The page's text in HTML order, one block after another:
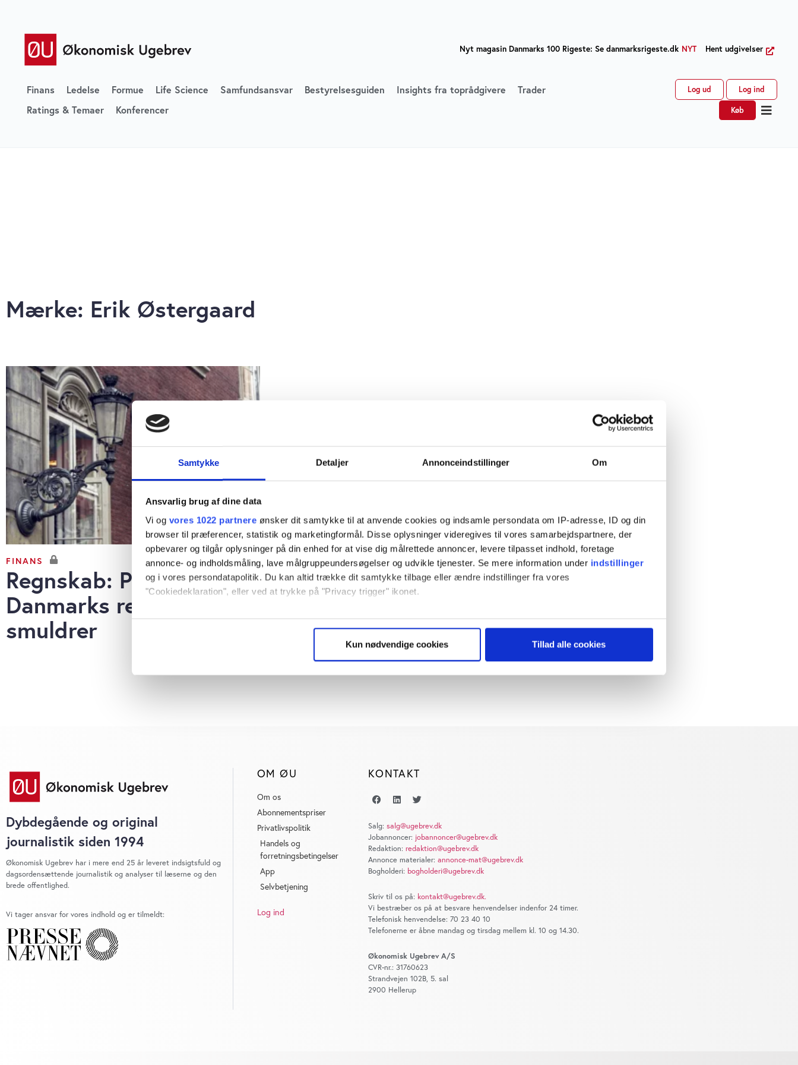
Samtykke Detaljer Annonceindstillinger Om
Ansvarlig brug af dine data
Vi og vores 1022 partnere ønsker dit samtykke til at anvende cookies og indsamle persondata om IP-adresse, ID og din
browser til præferencer, statistik og marketingformål. Disse oplysninger videregives til vores samarbejdspartnere, der
opbevarer og tilgår oplysninger på din enhed for at vise dig målrettede annoncer, levere tilpasset indhold, foretage
annonce- og indholdsmåling, lave målgruppeundersøgelser og udvikle tjenester. Se mere information under indstillinger
og i vores persondatapolitik. Du kan altid trække dit samtykke tilbage eller ændre indstillinger fra vores
"Cookiedeklaration", eller ved at trykke på "Privacy trigger" ikonet.
Hvis du tillader det, vil vi også gerne:
Identificere din enhed baseret på en scanning af dens unikke karakteristika (fingerprinting)
Kun nødvendige cookies Tillad alle cookies
Nyt magasin Danmarks 100 Rigeste: Se danmarksrigeste.dk NYT Hent udgivelser
Finans Ledelse Formue Life Science Samfundsansvar Bestyrelsesguiden Insights fra toprådgivere
Trader
Ratings & Temaer
Konferencer
Log ud Log ind
Køb
Mærke: Erik Østergaard
FINANS
Regnskab: Post
Danmarks redningsplan
smuldrer
Dybdegående og original
journalistik siden 1994
Økonomisk Ugebrev har i mere end 25 år leveret indsigtsfuld og
dagsordensættende journalistik og analyser til læserne og den
brede offentlighed.
Vi tager ansvar for vores indhold og er tilmeldt:
OM ØU
Om os
Abonnementspriser
Privatlivspolitik
Handels og
forretningsbetingelser
App
Selvbetjening
Log ind
KONTAKT
Salg: salg@ugebrev.dk
Jobannoncer: jobannoncer@ugebrev.dk
Redaktion: redaktion@ugebrev.dk
Annonce materialer: annonce-mat@ugebrev.dk
Bogholderi: bogholderi@ugebrev.dk
Skriv til os på: kontakt@ugebrev.dk.
Vi bestræber os på at besvare henvendelser indenfor 24 timer.
Telefonisk henvendelse: 70 23 40 10
Telefonerne er åbne mandag og tirsdag mellem kl. 10 og 14.30.
Økonomisk Ugebrev A/S
CVR-nr.: 31760623
Strandvejen 102B, 5. sal
2900 Hellerup